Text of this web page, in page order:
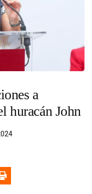
a
huracán John